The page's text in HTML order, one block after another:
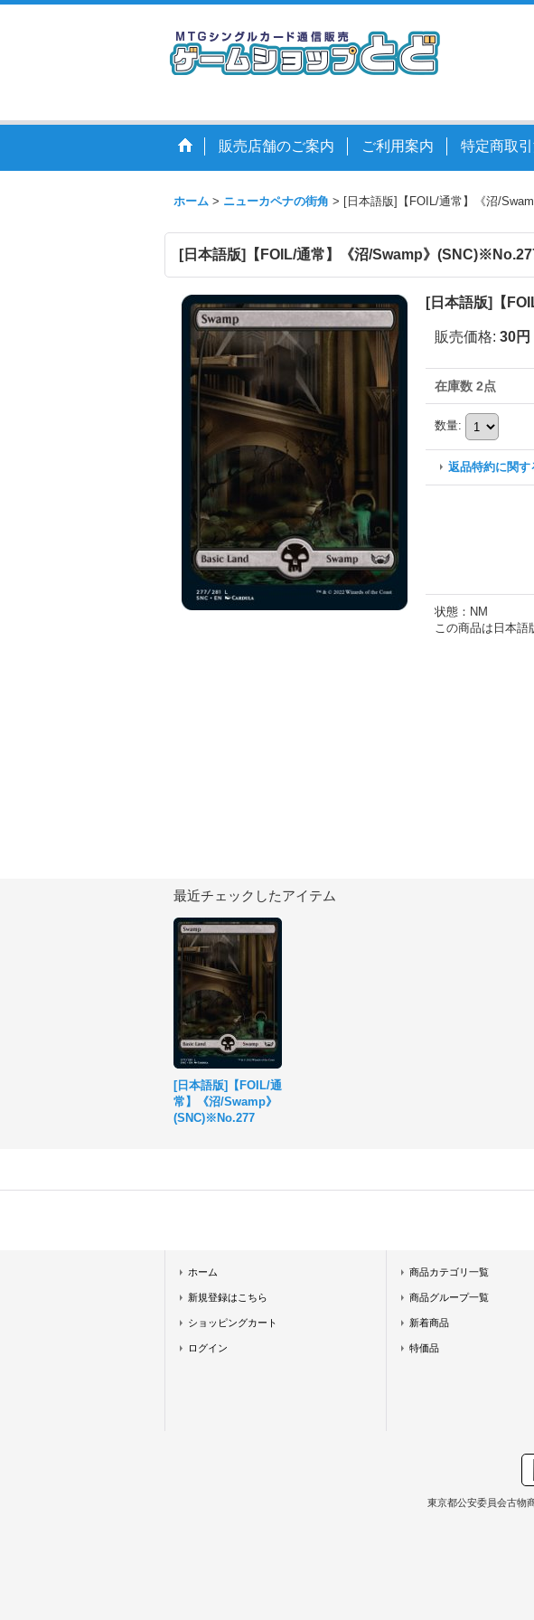
販売店舗のご案内 ご利用案内 特定商取
ホーム > ニューカペナの街角 > [日本語版]【FOIL/通常】《沼/
[日本語版]【FOIL/通常】《沼/Swamp》
[日本語版]【
販売価格: 30円
在庫数 2点
数量:
返品特約に関す
状態：NM
この商品は日本語
最近チェックしたアイテム
[日本語版]【FOIL/通
常】《沼/Swamp》
(SNC)※No.277
ホーム
新規登録はこちら
ショッピングカート
ログイン
商品カテゴリ一覧
商品グループ一覧
新着商品
特価品
東京都公安委員会古物